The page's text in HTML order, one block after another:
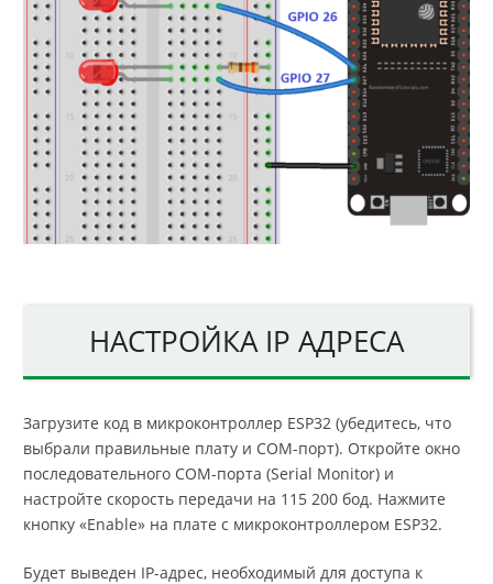
НАСТРОЙКА IP АДРЕСА
Загрузите код в микроконтроллер ESP32 (убедитесь, что
выбрали правильные плату и COM-порт). Откройте окно
последовательного COM-порта (Serial Monitor) и
настройте скорость передачи на 115 200 бод. Нажмите
кнопку «Enable» на плате с микроконтроллером ESP32.
Будет выведен IP-адрес, необходимый для доступа к